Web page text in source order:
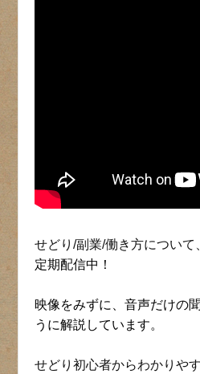
せどり/副業/働き方について
定期配信中！
映像をみずに、音声だけの
うに解説しています。
せどり初心者からわかりや